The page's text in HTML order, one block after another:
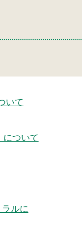
いて
について
ルに